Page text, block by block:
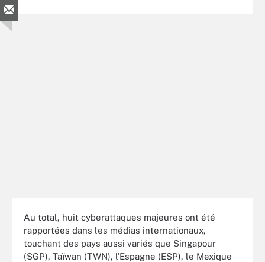
Au total, huit cyberattaques majeures ont été
rapportées dans les médias internationaux,
touchant des pays aussi variés que Singapour
(SGP), Taïwan (TWN), l’Espagne (ESP), le Mexique